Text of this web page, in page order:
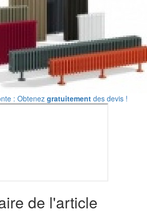
: Obtenez gratuitement des devis !
de l'article